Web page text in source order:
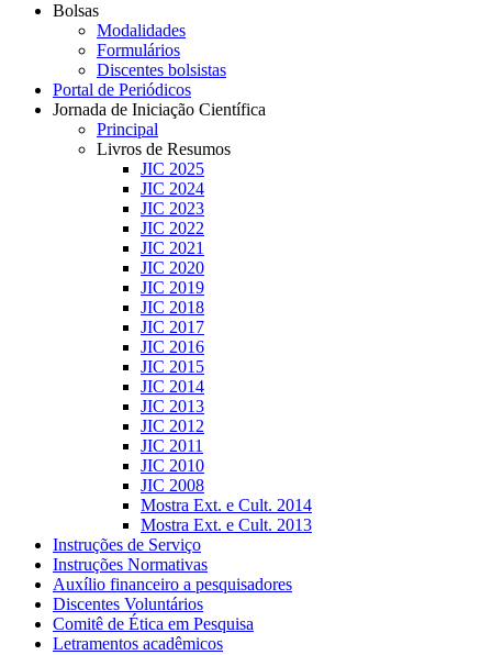
Bolsas
Modalidades
Formulários
Discentes bolsistas
Portal de Periódicos
Jornada de Iniciação Científica
Principal
Livros de Resumos
JIC 2025
JIC 2024
JIC 2023
JIC 2022
JIC 2021
JIC 2020
JIC 2019
JIC 2018
JIC 2017
JIC 2016
JIC 2015
JIC 2014
JIC 2013
JIC 2012
JIC 2011
JIC 2010
JIC 2008
Mostra Ext. e Cult. 2014
Mostra Ext. e Cult. 2013
Instruções de Serviço
Instruções Normativas
Auxílio financeiro a pesquisadores
Discentes Voluntários
Comitê de Ética em Pesquisa
Letramentos acadêmicos